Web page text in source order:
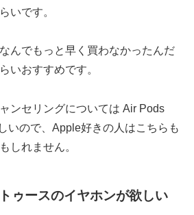
いです。
んでもっと早く買わなかったんだ
いおすすめです。
ンセリングについては Air Pods
いので、Apple好きの人はこちらも
しれません。
ゥースのイヤホンが欲しい